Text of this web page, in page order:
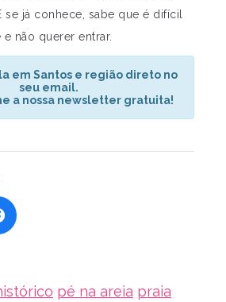
se já conhece, sabe que é difícil
não querer entrar.
em Santos e região direto no
seu email.
a nossa newsletter gratuita!
pé na areia praia